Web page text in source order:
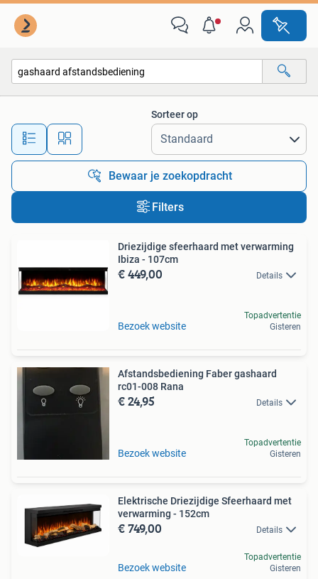
Alle afstanden…
Sorteer op
Bewaar je zoekopdracht
Filters
Driezijdige sfeerhaard met verwarming
Ibiza - 107cm
€ 449,00 Details
Bezoek website
Topadvertentie
Gisteren
Afstandsbediening Faber gashaard
rc01-008 Rana
€ 24,95 Details
Bezoek website
Topadvertentie
Gisteren
Elektrische Driezijdige Sfeerhaard met
verwarming - 152cm
€ 749,00 Details
Bezoek website
Topadvertentie
Gisteren